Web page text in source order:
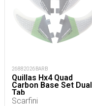
26882026BARB
Quillas Hx4 Quad
Carbon Base Set Dual
Tab
Scarfini